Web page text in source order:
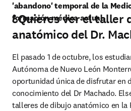
'abandono' temporal de la
formación médica actual.
¿Quieres ver el taller
anatómico del Dr.
El pasado 1 de octubre, los
Autónoma de Nuevo León
oportunidad única de disfrutar en
conocimiento del Dr Machado.
talleres de dibujo anatómico en la